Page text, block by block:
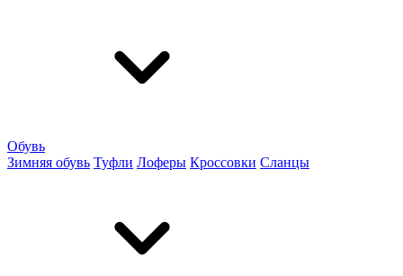
Обувь
Зимняя обувь Туфли Лоферы Кроссовки Сланцы